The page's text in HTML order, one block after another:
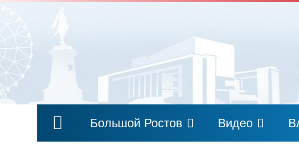
Большой Ростов Видео